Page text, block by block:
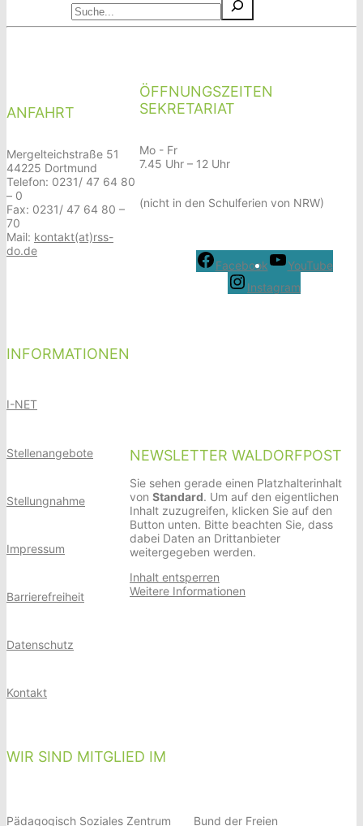
ANFAHRT
Mergelteichstraße 51
44225 Dortmund
Telefon: 0231/ 47 64 80
– 0
Fax: 0231/ 47 64 80 –
70
Mail: kontakt(at)rss-
do.de
ÖFFNUNGSZEITEN
SEKRETARIAT
Mo - Fr
7.45 Uhr – 12 Uhr
(nicht in den Schulferien von NRW)
Facebook
YouTube
Instagram
INFORMATIONEN
I-NET
Stellenangebote
Stellungnahme
Impressum
Barrierefreiheit
Datenschutz
Kontakt
NEWSLETTER WALDORFPOST
Sie sehen gerade einen Platzhalterinhalt
von Standard. Um auf den eigentlichen
Inhalt zuzugreifen, klicken Sie auf den
Button unten. Bitte beachten Sie, dass
dabei Daten an Drittanbieter
weitergegeben werden.
Inhalt entsperren
Weitere Informationen
WIR SIND MITGLIED IM
Pädagogisch Soziales Zentrum Bund der Freien